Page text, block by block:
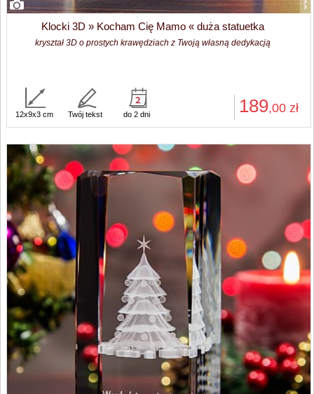
Klocki 3D » Kocham Cię Mamo « duża statuetka
kryształ 3D o prostych krawędziach z Twoją własną dedykacją
189,00 zł
12x9x3 cm Twój tekst do 2 dni